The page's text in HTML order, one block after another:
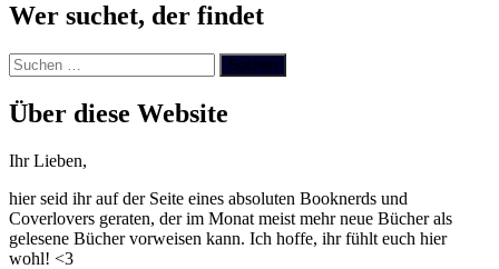
Wer suchet, der findet
Suchen
nach:
Über diese Website
Ihr Lieben,
hier seid ihr auf der Seite eines absoluten Booknerds und
Coverlovers geraten, der im Monat meist mehr neue Bücher als
gelesene Bücher vorweisen kann. Ich hoffe, ihr fühlt euch hier
wohl! <3